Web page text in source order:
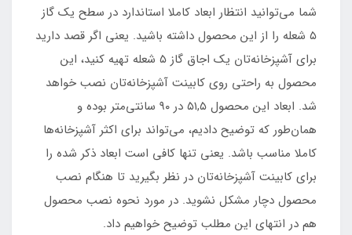
شما می‌توانید انتظار ابعاد کاملا استاندارد در سطح یک گاز
۵ شعله را از این محصول داشته باشید. یعنی اگر قصد دارید
برای آشپزخانه‌تان یک اجاق گاز ۵ شعله تهیه کنید، این
محصول به راحتی روی کابینت آشپزخانه‌تان نصب خواهد
شد. ابعاد این محصول ۵۱,۵ در ۹۰ سانتی‌متر بوده و
همان‌طور که توضیح دادیم، می‌تواند برای اکثر آشپزخانه‌ها
کاملا مناسب باشد. یعنی تنها کافی است ابعاد ذکر شده را
برای کابینت آشپزخانه‌تان در نظر بگیرید تا هنگام نصب
محصول دچار مشکل نشوید. در مورد نحوه نصب محصول
هم در انتهای این مطلب توضیح خواهیم داد.